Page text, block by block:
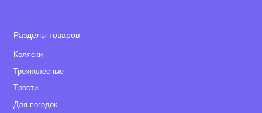
Разделы товаров
Коляски
Трехколёсные
Tрости
Для погодок